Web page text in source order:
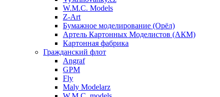
W.M.C. Models
Z-Art
Бумажное моделирование (Орёл)
Артель Картонных Моделистов (АКМ)
Картонная фабрика
Гражданский флот
Angraf
GPM
Fly
Maly Modelarz